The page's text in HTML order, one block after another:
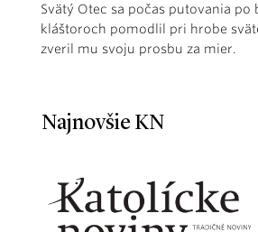
Svätý Otec sa počas putovania po
kláštoroch pomodlil pri hrobe
zveril mu svoju prosbu za mier.
Najnovšie KN